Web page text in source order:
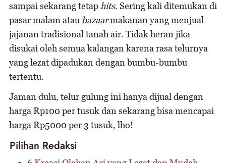
sampai sekarang tetap hits. Sering kali ditemukan di
pasar malam atau bazaarmakanan yang menjual
jajanan tradisional tanah air. Tidak heran jika
disukai oleh semua kalangan karena rasa telurnya
yang lezat dipadukan dengan bumbu-bumbu
tertentu.
Jaman dulu, telur gulung ini hanya dijual dengan
harga Rp100 per tusuk dan sekarang bisa mencapai
harga Rp5000 per 3 tusuk, lho!
Pilihan Redaksi